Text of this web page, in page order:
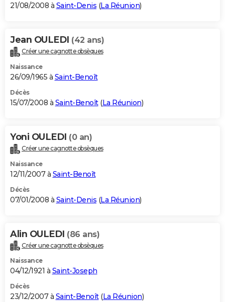
21/08/2008 à Saint-Denis (La Réunion)
Jean OULEDI (42 ans)
Créer une cagnotte obsèques
Naissance
26/09/1965 à Saint-Benoît
Décès
15/07/2008 à Saint-Benoît(La Réunion)
Yoni OULEDI (0 an)
Créer une cagnotte obsèques
Naissance
12/11/2007 à Saint-Benoît
Décès
07/01/2008 à Saint-Denis (La Réunion)
Alin OULEDI (86 ans)
Créer une cagnotte obsèques
Naissance
04/12/1921 à Saint-Joseph
Décès
23/12/2007 à Saint-Benoît(La Réunion)